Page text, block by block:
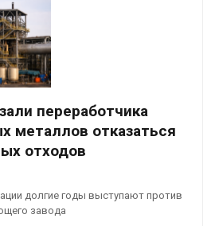
переработчика
металлов отказаться
отходов
долгие годы выступают против
завода